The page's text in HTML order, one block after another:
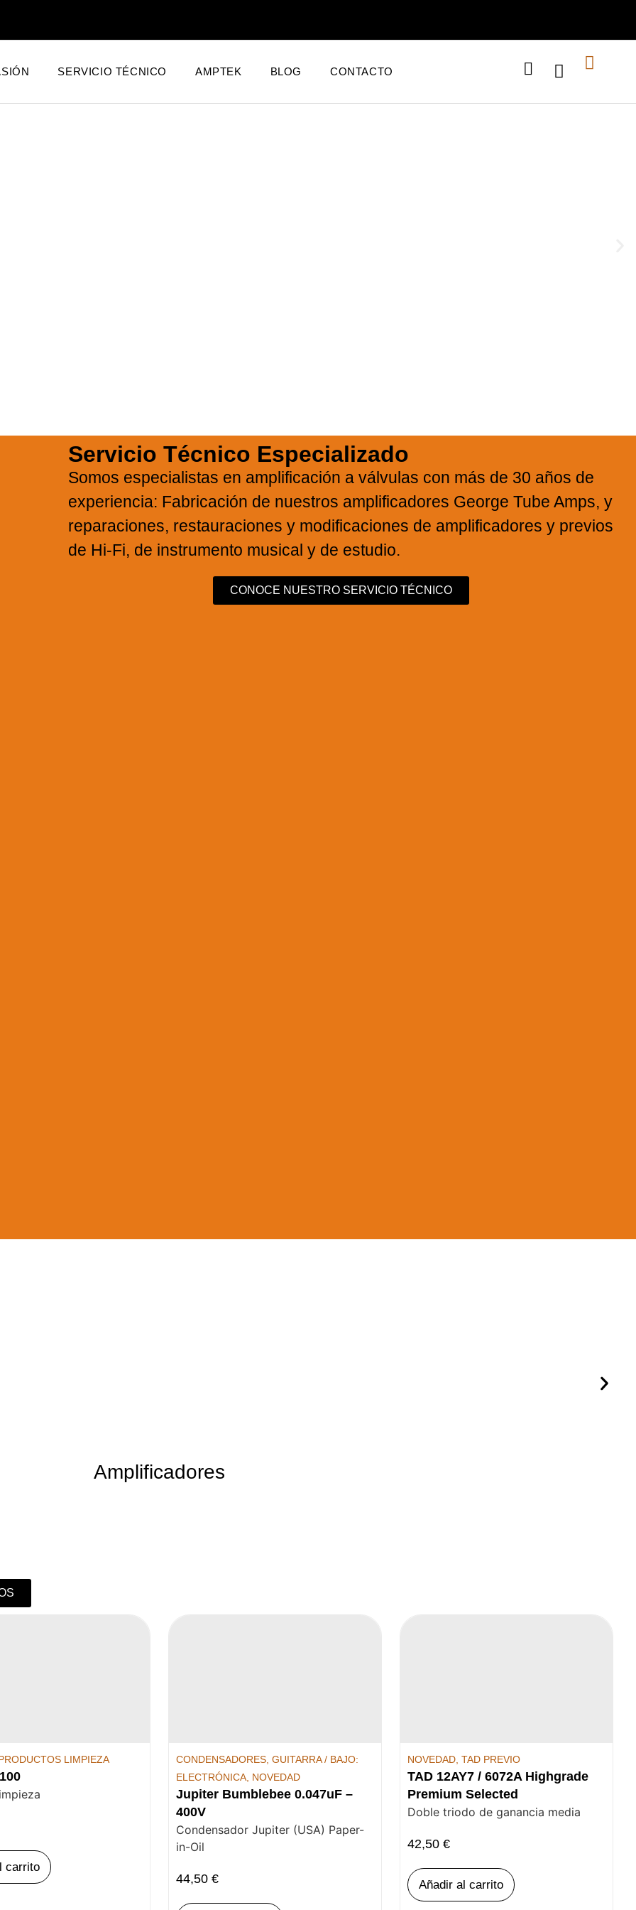
SERVICIO TÉCNICO AMPTEK BLOG CONTACTO
Servicio Técnico Especializado
Somos especialistas en amplificación a válvulas con más de 30 años de
experiencia: Fabricación de nuestros amplificadores George Tube Amps, y
reparaciones, restauraciones y modificaciones de amplificadores y previos
de Hi-Fi, de instrumento musical y de estudio.
CONOCE NUESTRO SERVICIO TÉCNICO
Amplificadores
LIMPIEZA
carrito
CONDENSADORES, GUITARRA / BAJO:
ELECTRÓNICA, NOVEDAD
Jupiter Bumblebee 0.047uF –
400V
Condensador Jupiter (USA) Paper-
in-Oil
44,50 €
NOVEDAD, TAD PREVIO
TAD 12AY7 / 6072A Highgrade
Premium Selected
Doble triodo de ganancia media
42,50 €
Añadir al carrito